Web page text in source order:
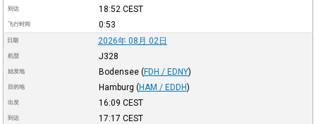
到达 18:52 CEST
飞行时间 0:53
日期 2026年 08月 02日
机型 J328
始发地 Bodensee (FDH / EDNY)
目的地 Hamburg (HAM / EDDH)
出发 16:09 CEST
到达 17:17 CEST